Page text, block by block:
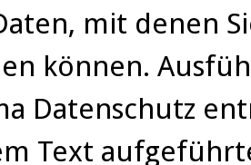
mit denen
können.
Datenschutz
Text